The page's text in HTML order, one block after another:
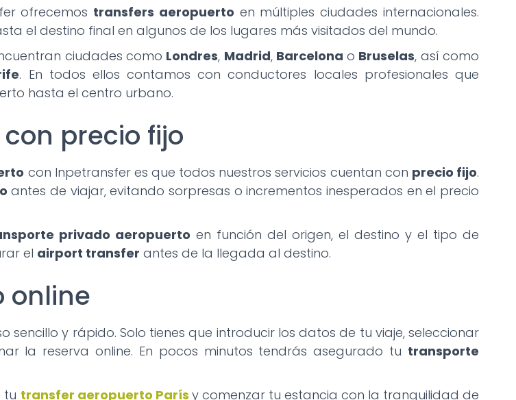
ofrecemos transfers aeropuerto en múltiples ciudades internacionales.
el destino final en algunos de los lugares más visitados del mundo.
ciudades como Londres, Madrid, Barcelona o Bruselas, así como
. En todos ellos contamos con conductores locales profesionales que
hasta el centro urbano.
precio fijo
con Inpetransfer es que todos nuestros servicios cuentan con precio fijo.
antes de viajar, evitando sorpresas o incrementos inesperados en el precio
privado aeropuerto en función del origen, el destino y el tipo de
el airport transfer antes de la llegada al destino.
online
sencillo y rápido. Solo tienes que introducir los datos de tu viaje, seleccionar
la reserva online. En pocos minutos tendrás asegurado tu transporte
tu transfer aeropuerto París y comenzar tu estancia con la tranquilidad de